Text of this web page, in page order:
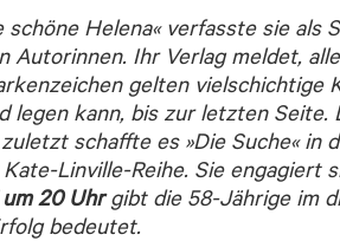
schöne Helena« verfasste sie als
Autorinnen. Ihr Verlag meldet,
gelten vielschichtige
legen kann, bis zur letzten
schaffte es »Die Suche«
Linville-Reihe. Sie engagiert
um 20 Uhrgibt die 58-Jährige im
bedeutet.